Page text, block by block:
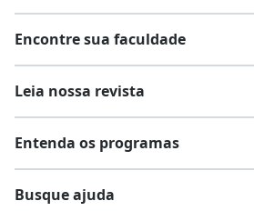
Cursos técnicos
Escolas
Encontre sua faculdade
Comunidade Quero
Leia nossa revista
Profissões
Entenda os programas
Busque ajuda